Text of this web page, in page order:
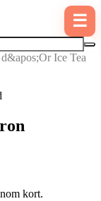
☰
Ice Tea
kort.